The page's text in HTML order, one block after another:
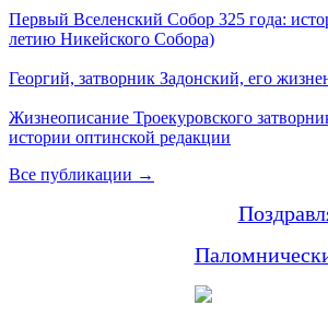
Первый Вселенский Собор 325 года:
летию Никейского Собора)
Георгий, затворник Задонский, его
Жизнеописание Троекуровского
истории оптинской редакции
Все публикации →